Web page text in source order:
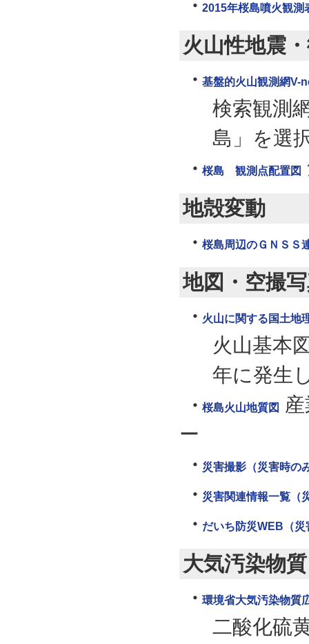
2015年桜島噴火観測
火山性地震
基盤的火山観測網
検索観測
島」を選
桜島 観測点配置図
地殻変動
桜島周辺のＧＮＳＳ
地図・空撮
火山に関する国土地
火山基本
年に発生
桜島火山地質図
ー
災害撮影（災害時の
災害関連情報一覧（
だいち防災WEB（災
大気汚染物質
環境省大気汚染物質
二酸化硫